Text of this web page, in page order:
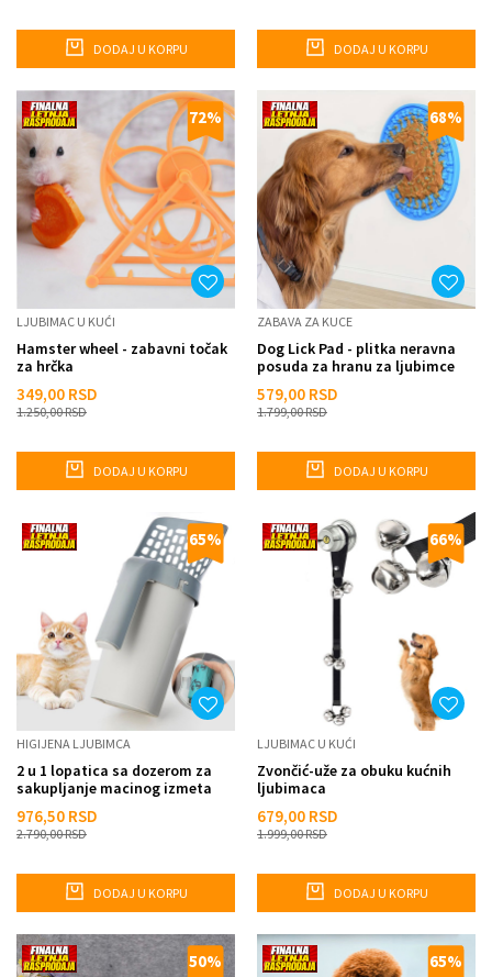
DODAJ U KORPU DODAJ U KORPU
72%
LJUBIMAC U KUĆI
Hamster wheel - zabavni točak
za hrčka
349,00 RSD
1.250,00RSD
DODAJ U KORPU
68%
ZABAVA ZA KUCE
Dog Lick Pad - plitka neravna
posuda za hranu za ljubimce
579,00 RSD
1.799,00RSD
DODAJ U KORPU
65%
HIGIJENA LJUBIMCA
2 u 1 lopatica sa dozerom za
sakupljanje macinog izmeta
976,50 RSD
2.790,00RSD
DODAJ U KORPU
66%
LJUBIMAC U KUĆI
Zvončić-uže za obuku kućnih
ljubimaca
679,00 RSD
1.999,00RSD
DODAJ U KORPU
50% 65%